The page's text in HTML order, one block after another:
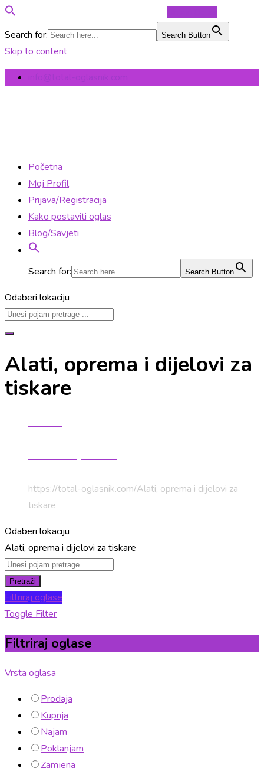
Search for: Search Button
Skip to content
Početna
Moj Profil
Prijava/Registracija
Kako postaviti oglas
Blog/Savjeti
Search for: Search Button
Odaberi lokaciju
Alati, oprema i dijelovi za
tiskare
https://total-oglasnik.com/Alati, oprema i dijelovi za
tiskare
Odaberi lokaciju
Alati, oprema i dijelovi za tiskare
Pretraži
Filtriraj oglase
Toggle Filter
Filtriraj oglase
Vrsta oglasa
Prodaja
Kupnja
Najam
Poklanjam
Zamjena